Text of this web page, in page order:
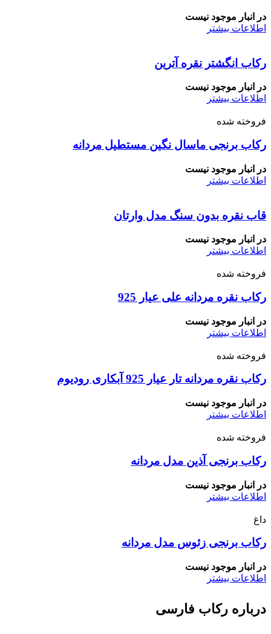
در انبار موجود نیست
اطلاعات بیشتر
رکاب انگشتر نقره آترین
در انبار موجود نیست
اطلاعات بیشتر
فروخته شده
رکاب برنجی ماسال نگین مستطیل مردانه
در انبار موجود نیست
اطلاعات بیشتر
قاب نقره بدون سنگ مدل وارتان
در انبار موجود نیست
اطلاعات بیشتر
فروخته شده
رکاب نقره مردانه علی عیار 925
در انبار موجود نیست
اطلاعات بیشتر
فروخته شده
رکاب نقره مردانه تار عیار 925 آبکاری رودیوم
در انبار موجود نیست
اطلاعات بیشتر
فروخته شده
رکاب برنجی آذین مدل مردانه
در انبار موجود نیست
اطلاعات بیشتر
داغ
رکاب برنجی زئوس مدل مردانه
در انبار موجود نیست
اطلاعات بیشتر
درباره رکاب فارسی